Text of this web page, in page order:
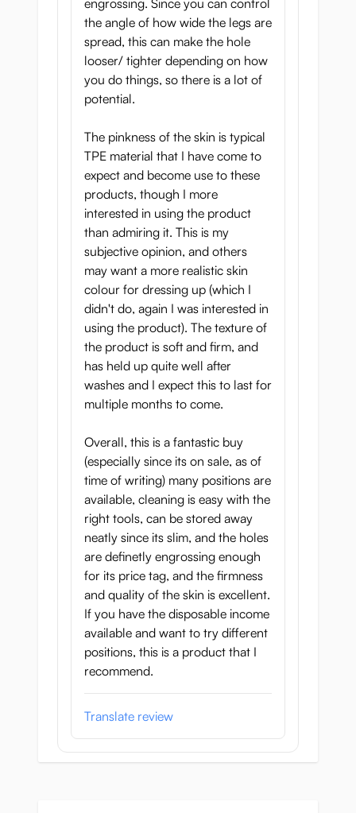
engrossing. Since you can control
the angle of how wide the legs are
spread, this can make the hole
looser/ tighter depending on how
you do things, so there is a lot of
potential.
The pinkness of the skin is typical
TPE material that I have come to
expect and become use to these
products, though I more
interested in using the product
than admiring it. This is my
subjective opinion, and others
may want a more realistic skin
colour for dressing up (which I
didn't do, again I was interested in
using the product). The texture of
the product is soft and firm, and
has held up quite well after
washes and I expect this to last for
multiple months to come.
Overall, this is a fantastic buy
(especially since its on sale, as of
time of writing) many positions are
available, cleaning is easy with the
right tools, can be stored away
neatly since its slim, and the holes
are definetly engrossing enough
for its price tag, and the firmness
and quality of the skin is excellent.
If you have the disposable income
available and want to try different
positions, this is a product that I
recommend.
Translate review